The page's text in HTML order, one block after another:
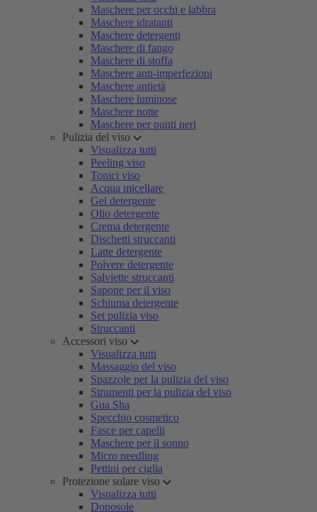
Maschere per occhi e labbra
Maschere idratanti
Maschere detergenti
Maschere di fango
Maschere di stoffa
Maschere anti-imperfezioni
Maschere antietà
Maschere luminose
Maschere notte
Maschere per punti neri
Pulizia del viso
Visualizza tutti
Peeling viso
Tonici viso
Acqua micellare
Gel detergente
Olio detergente
Crema detergente
Dischetti struccanti
Latte detergente
Polvere detergente
Salviette struccanti
Sapone per il viso
Schiuma detergente
Set pulizia viso
Struccanti
Accessori viso
Visualizza tutti
Massaggio del viso
Spazzole per la pulizia del viso
Strumenti per la pulizia del viso
Gua Sha
Specchio cosmetico
Fasce per capelli
Maschere per il sonno
Micro needling
Pettini per ciglia
Protezione solare viso
Visualizza tutti
Doposole